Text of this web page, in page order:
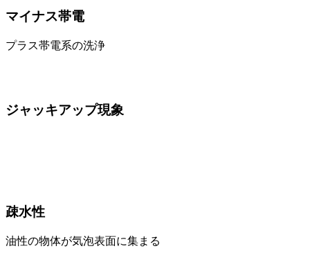
マイナス帯電
プラス帯電系の洗浄
ジャッキアップ現象
疎水性
油性の物体が気泡表面に集まる